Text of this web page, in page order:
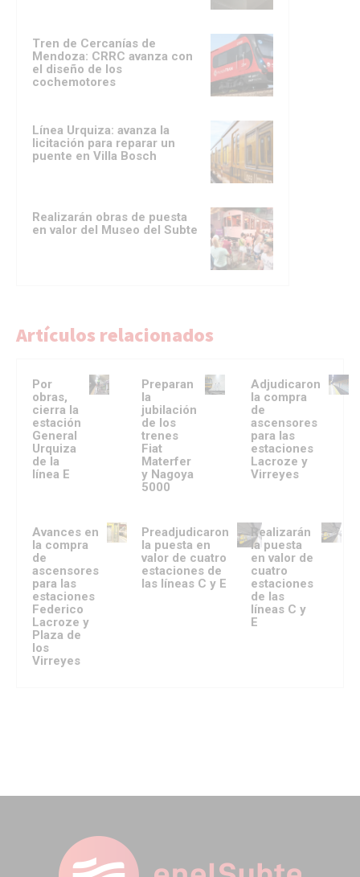
Tren de Cercanías de
Mendoza: CRRC avanza con
el diseño de los
cochemotores
Línea Urquiza: avanza la
licitación para reparar un
puente en Villa Bosch
Realizarán obras de puesta
en valor del Museo del Subte
Artículos relacionados
Por
obras,
cierra la
estación
General
Urquiza
de la
línea E
Preparan
la
jubilación
de los
trenes
Fiat
Materfer
y Nagoya
5000
Adjudicaron
la compra
de
ascensores
para las
estaciones
Lacroze y
Virreyes
Avances en
la compra
de
ascensores
para las
estaciones
Federico
Lacroze y
Plaza de
los
Virreyes
Preadjudicaron
la puesta en
valor de cuatro
estaciones de
las líneas C y E
Realizarán
la puesta
en valor de
cuatro
estaciones
de las
líneas C y
E